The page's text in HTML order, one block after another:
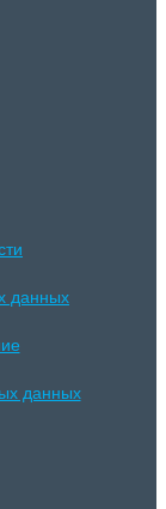
данных
данных